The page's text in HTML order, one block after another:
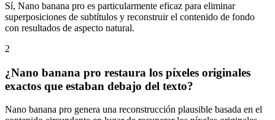
Sí, Nano banana pro es particularmente eficaz para eliminar
superposiciones de subtítulos y reconstruir el contenido de fondo
con resultados de aspecto natural.
2
¿Nano banana pro restaura los píxeles originales
exactos que estaban debajo del texto?
Nano banana pro genera una reconstrucción plausible basada en el